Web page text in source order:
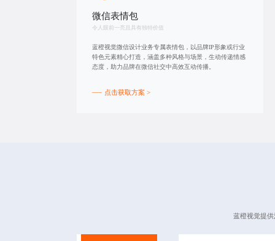
微信表情包
令人眼前一亮且具有独特价值
蓝橙视觉微信设计业务专属表情包，以品牌IP形象或行业
特色元素精心打造，涵盖多种风格与场景，生动传递情感
态度，助力品牌在微信社交中高效互动传播。
点击获取方案 >
蓝橙视觉提